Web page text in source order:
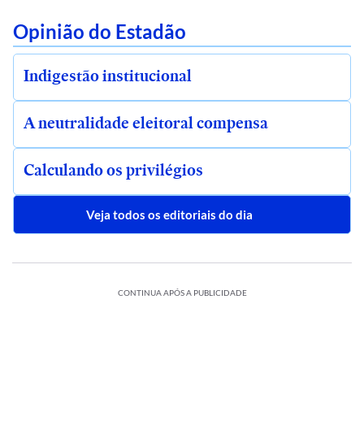
Opinião do Estadão
Indigestão institucional
A neutralidade eleitoral compensa
Calculando os privilégios
Veja todos os editoriais do dia
CONTINUA APÓS A PUBLICIDADE